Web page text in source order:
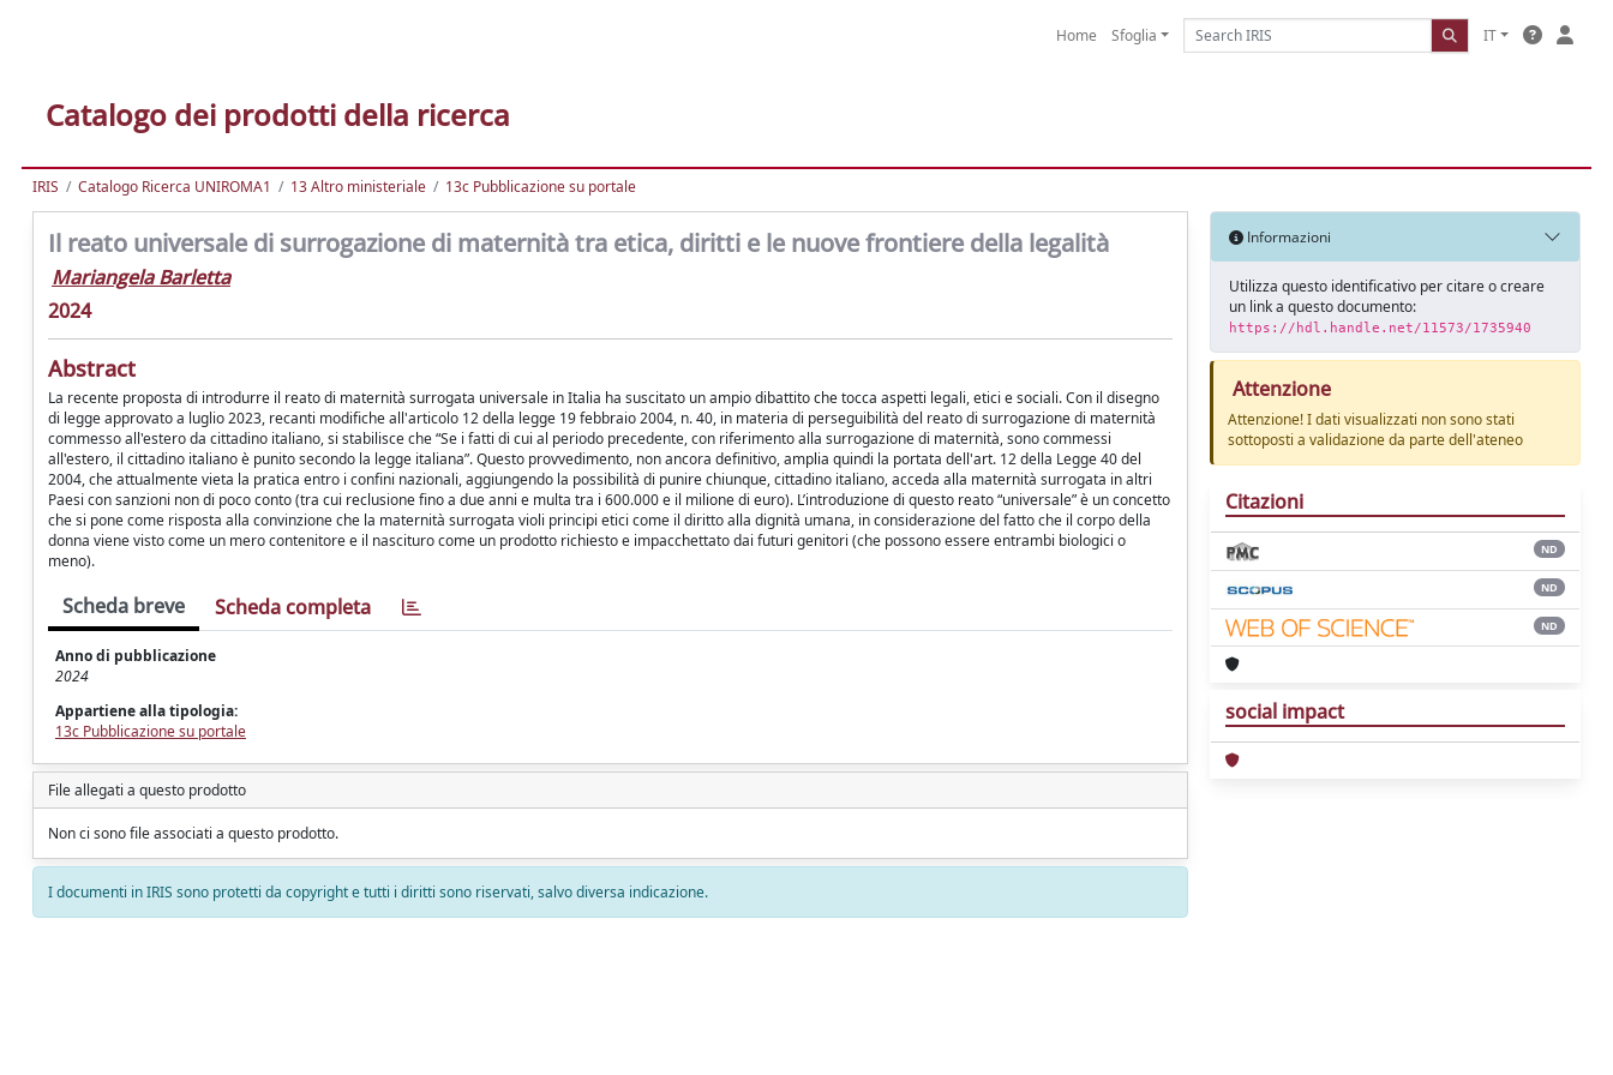
Home Sfoglia IT
Catalogo dei prodotti della ricerca
IRIS Catalogo Ricerca UNIROMA1 13 Altro ministeriale 13c Pubblicazione su portale
Il reato universale di surrogazione di maternità tra etica, diritti e le nuove frontiere della legalità
Mariangela Barletta
2024
Abstract
La recente proposta di introdurre il reato di maternità surrogata universale in Italia ha suscitato un ampio dibattito che tocca aspetti legali, etici e sociali. Con il disegno
di legge approvato a luglio 2023, recanti modifiche all'articolo 12 della legge 19 febbraio 2004, n. 40, in materia di perseguibilità del reato di surrogazione di maternità
commesso all'estero da cittadino italiano, si stabilisce che “Se i fatti di cui al periodo precedente, con riferimento alla surrogazione di maternità, sono commessi
all'estero, il cittadino italiano è punito secondo la legge italiana”. Questo provvedimento, non ancora definitivo, amplia quindi la portata dell'art. 12 della Legge 40 del
2004, che attualmente vieta la pratica entro i confini nazionali, aggiungendo la possibilità di punire chiunque, cittadino italiano, acceda alla maternità surrogata in altri
Paesi con sanzioni non di poco conto (tra cui reclusione fino a due anni e multa tra i 600.000 e il milione di euro). L’introduzione di questo reato “universale” è un concetto
che si pone come risposta alla convinzione che la maternità surrogata violi principi etici come il diritto alla dignità umana, in considerazione del fatto che il corpo della
donna viene visto come un mero contenitore e il nascituro come un prodotto richiesto e impacchettato dai futuri genitori (che possono essere entrambi biologici o
meno).
Scheda breve Scheda completa
Anno di pubblicazione
2024
Appartiene alla tipologia:
13c Pubblicazione su portale
File allegati a questo prodotto
Non ci sono file associati a questo prodotto.
I documenti in IRIS sono protetti da copyright e tutti i diritti sono riservati, salvo diversa indicazione.
Informazioni
Utilizza questo identificativo per citare o creare
un link a questo documento:
https://hdl.handle.net/11573/1735940
Attenzione
Attenzione! I dati visualizzati non sono stati
sottoposti a validazione da parte dell'ateneo
Citazioni
ND
ND
ND
social impact